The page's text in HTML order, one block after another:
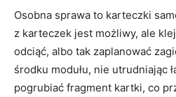
Osobna sprawa to karteczki
z karteczek jest możliwy, ale
odciąć, albo tak zaplanować
środku modułu, nie utrudniając
pogrubiać fragment kartki, co